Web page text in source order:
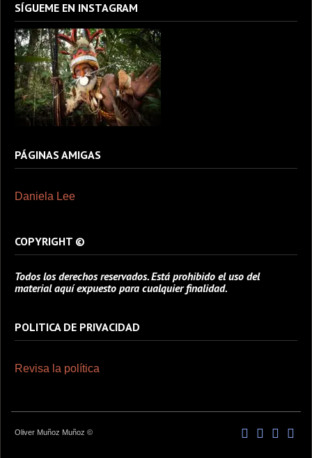
SÍGUEME EN INSTAGRAM
PÁGINAS AMIGAS
Daniela Lee
COPYRIGHT ©
Todos los derechos reservados. Está prohibido el uso del
material aquí expuesto para cualquier finalidad.
POLITICA DE PRIVACIDAD
Revisa la política
Oliver Muñoz Muñoz ©